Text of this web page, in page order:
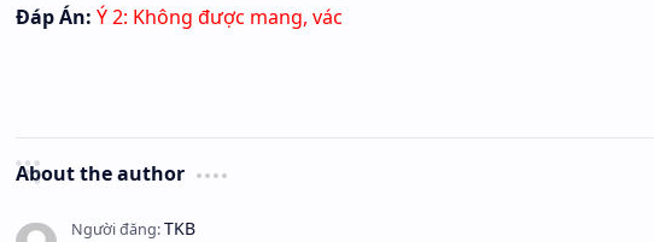
Đáp Án: Ý 2: Không được mang, vác
About the author